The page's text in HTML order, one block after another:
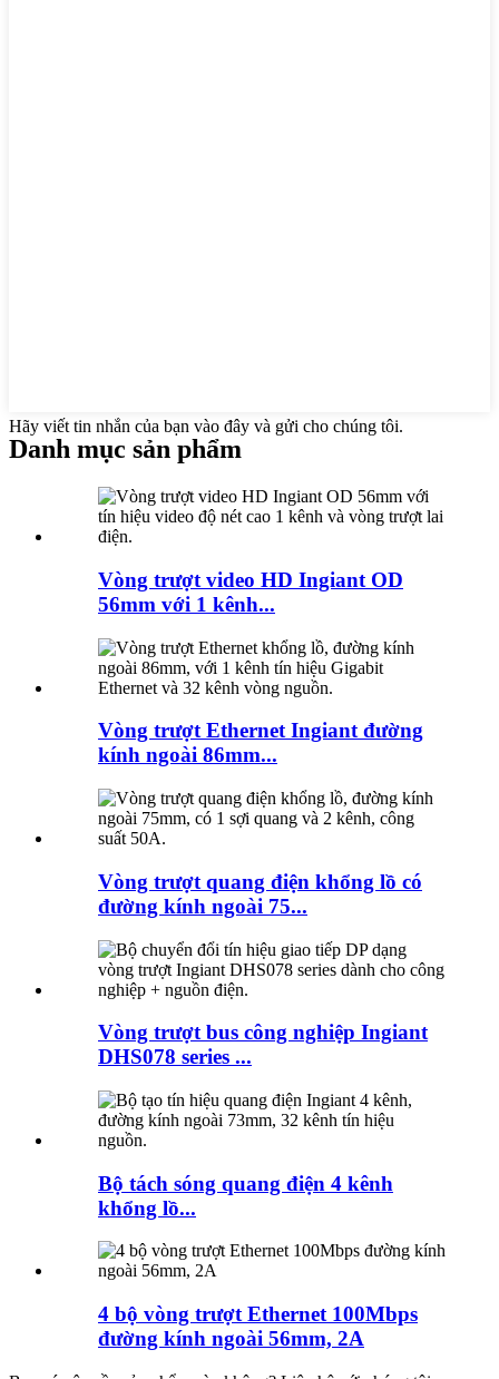
Hãy viết tin nhắn của bạn vào đây và gửi cho chúng tôi.
Danh mục sản phẩm
Vòng trượt video HD Ingiant OD
56mm với 1 kênh...
Vòng trượt Ethernet Ingiant đường
kính ngoài 86mm...
Vòng trượt quang điện khổng lồ có
đường kính ngoài 75...
Vòng trượt bus công nghiệp Ingiant
DHS078 series ...
Bộ tách sóng quang điện 4 kênh
khổng lồ...
4 bộ vòng trượt Ethernet 100Mbps
đường kính ngoài 56mm, 2A